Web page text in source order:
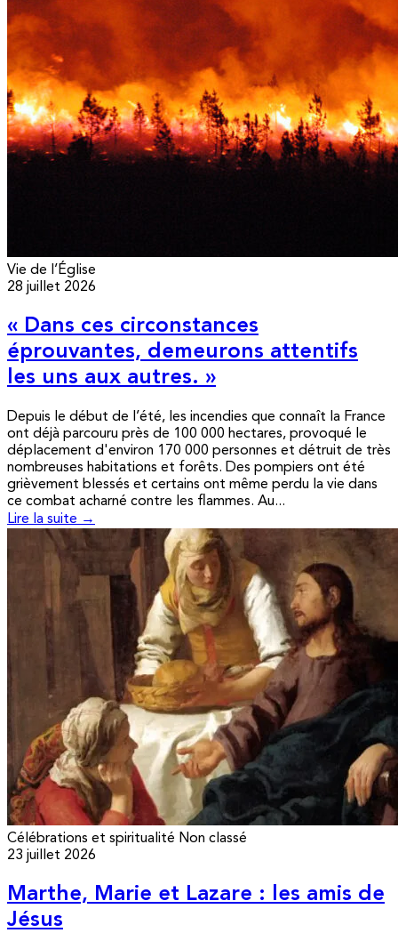
Vie de l’Église
28 juillet 2026
« Dans ces circonstances
éprouvantes, demeurons attentifs
les uns aux autres. »
Depuis le début de l’été, les incendies que connaît la France
ont déjà parcouru près de 100 000 hectares, provoqué le
déplacement d'environ 170 000 personnes et détruit de très
nombreuses habitations et forêts. Des pompiers ont été
grièvement blessés et certains ont même perdu la vie dans
ce combat acharné contre les flammes. Au...
Lire la suite →
Célébrations et spiritualité Non classé
23 juillet 2026
Marthe, Marie et Lazare : les amis de
Jésus